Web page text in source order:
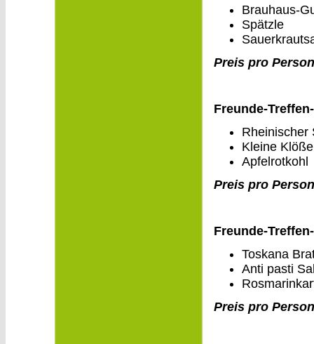
Brauhaus-
Spätzle
Preis pro
Freunde-
Rheinischer
Kleine Klöße
Apfelrotkohl
Preis pro
Freunde-
Toskana
Anti pasti
Preis pro